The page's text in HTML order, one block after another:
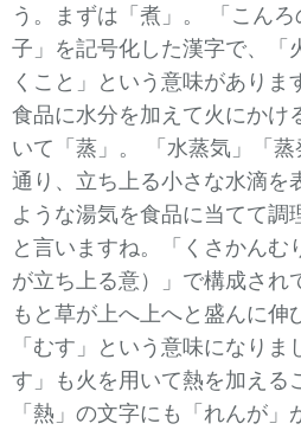
う。まずは「煮」。 「こん
子」を記号化した漢字で、「
くこと」という意味がありま
食品に水分を加えて火にかけ
いて「蒸」。 「水蒸気」「
通り、立ち上る小さな水滴を
ような湯気を食品に当てて調
と言いますね。「くさかんむ
が立ち上る意）」で構成され
もと草が上へ上へと盛んに伸
「むす」という意味になり
す」も火を用いて熱を加える
「熱」の文字にも「れんが